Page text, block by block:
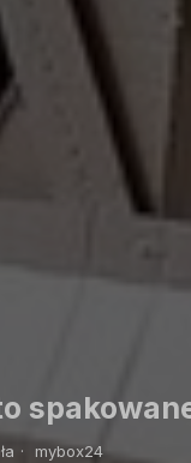
· mybox24